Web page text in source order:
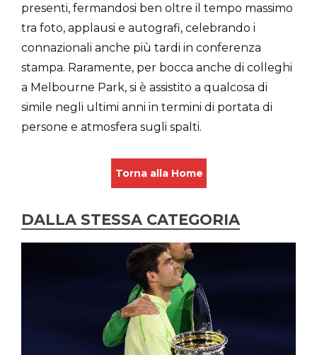
presenti, fermandosi ben oltre il tempo massimo
tra foto, applausi e autografi, celebrando i
connazionali anche più tardi in conferenza
stampa. Raramente, per bocca anche di colleghi
a Melbourne Park, si è assistito a qualcosa di
simile negli ultimi anni in termini di portata di
persone e atmosfera sugli spalti.
Torna alla Home
DALLA STESSA CATEGORIA